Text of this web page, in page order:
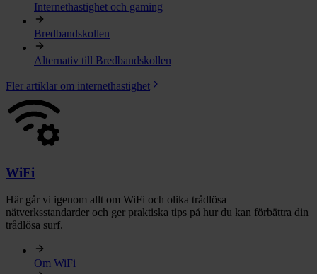
Internethastighet och gaming
Bredbandskollen
Alternativ till Bredbandskollen
Fler artiklar om internethastighet
WiFi
Här går vi igenom allt om WiFi och olika trådlösa
nätverksstandarder och ger praktiska tips på hur du kan förbättra din
trådlösa surf.
Om WiFi